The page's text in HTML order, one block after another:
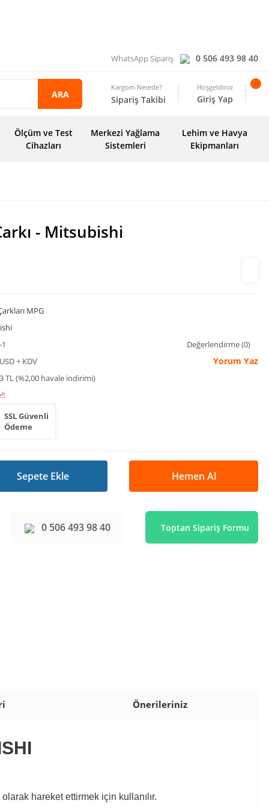
WhatsApp Sipariş 0 506 493 98 40
ARA
Kargom Nerede?
Sipariş Takibi
Hoşgeldiniz
Giriş Yap
Ölçüm ve Test
Cihazları
Merkezi Yağlama
Sistemleri
Lehim ve Havya
Ekipmanları
- Mitsubishi
MPG
+ KDV
TL (%2,00 havale indirimi)
Değerlendirme (0)
Yorum Yaz
SSL Güvenli
Ödeme
Sepete Ekle Hemen Al
0 506 493 98 40 Toptan Sipariş Formu
Önerileriniz
hareket ettirmek için kullanılır.